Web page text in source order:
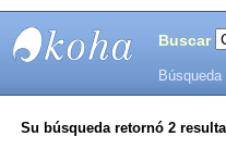
SISTEMAS
Buscar
Su búsqueda retornó 2